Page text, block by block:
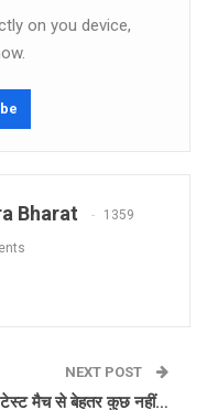
on you device,
Bharat 1359
NEXT POST
टेस्ट मैच से बेहतर कुछ नहीं…